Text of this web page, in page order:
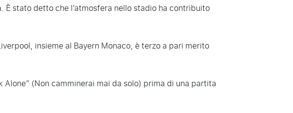
stato detto che l’atmosfera nello stadio ha contribuito
insieme al Bayern Monaco, è terzo a pari merito
(Non camminerai mai da solo) prima di una partita